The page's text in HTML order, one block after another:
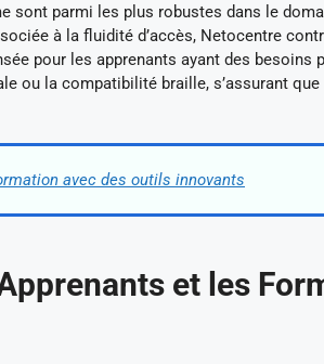
sont parmi les plus robustes dans le
à la fluidité d’accès, Netocentre
pour les apprenants ayant des besoins
ou la compatibilité braille, s’assurant
avec des outils innovants
et les